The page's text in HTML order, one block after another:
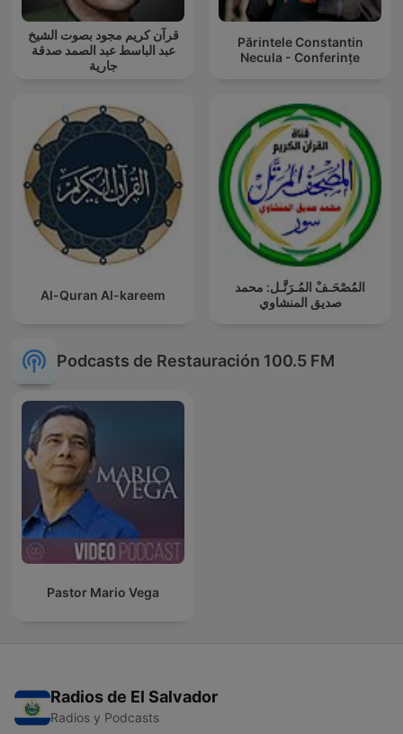
قرآن كريم مجود بصوت الشيخ
عبد الباسط عبد الصمد صدقة
جارية
Părintele Constantin
Necula - Conferințe
Al-Quran Al-kareem
المُصْحَـفْ المُـرَتَّـل: محمد
صديق المنشاوي
Podcasts de Restauración 100.5 FM
Pastor Mario Vega
Radios de El Salvador
Radios y Podcasts